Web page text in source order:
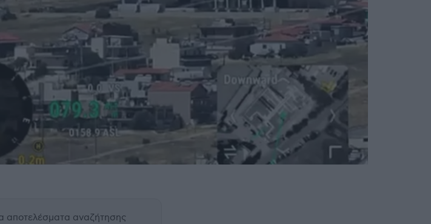
αποτελέσματα αναζήτησης